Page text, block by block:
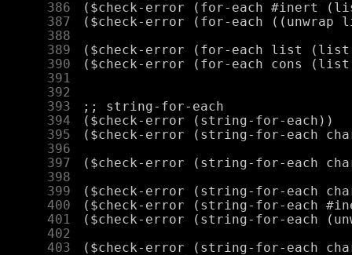
    386
    387
    388
    389
    390
    391
    392
    393
    394
    395
    396
    397
    398
    399
    400
    401
    402
    403